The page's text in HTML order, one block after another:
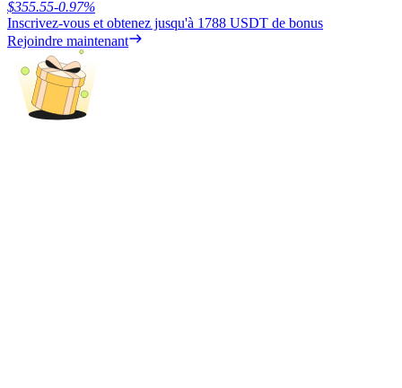
$355.55-0.97%
Inscrivez-vous et obtenez jusqu'à 1788 USDT de bonus
Rejoindre maintenant